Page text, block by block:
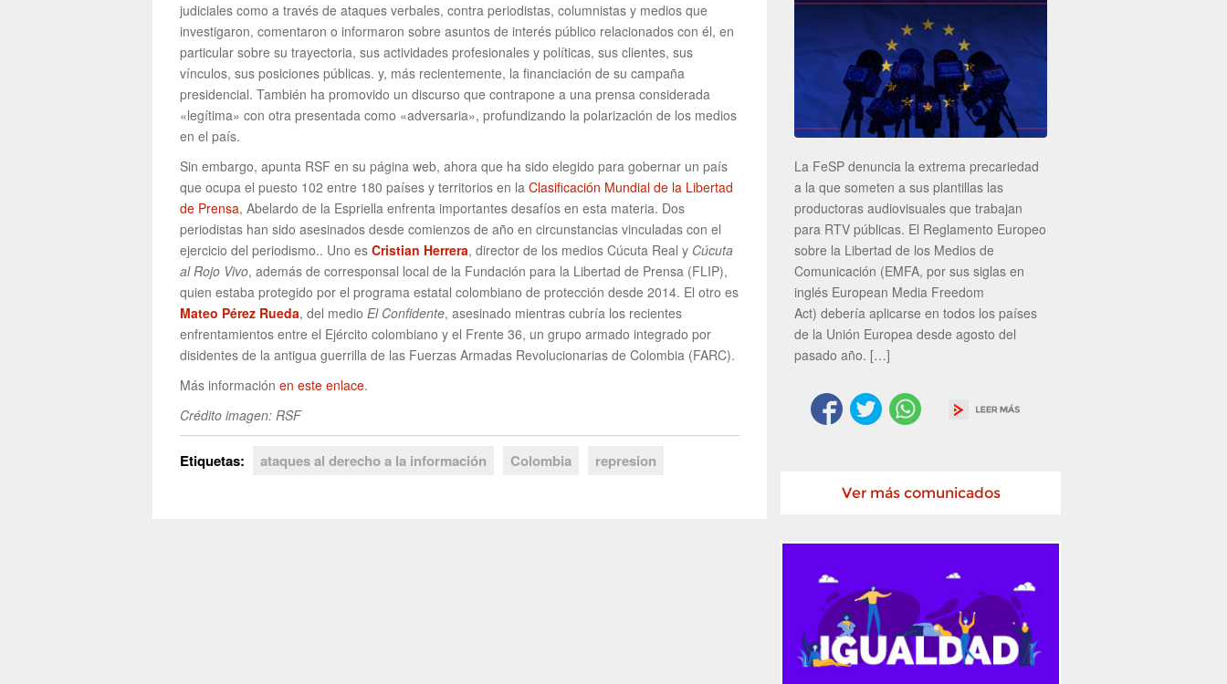
judiciales como a través de ataques verbales, contra periodistas, columnistas y medios que
investigaron, comentaron o informaron sobre asuntos de interés público relacionados con él, en
particular sobre su trayectoria, sus actividades profesionales y políticas, sus clientes, sus
vínculos, sus posiciones públicas. y, más recientemente, la financiación de su campaña
presidencial. También ha promovido un discurso que contrapone a una prensa considerada
«legítima» con otra presentada como «adversaria», profundizando la polarización de los medios
en el país.
Sin embargo, apunta RSF en su página web, ahora que ha sido elegido para gobernar un país
que ocupa el puesto 102 entre 180 países y territorios en la Clasificación Mundial de la Libertad
de Prensa, Abelardo de la Espriella enfrenta importantes desafíos en esta materia. Dos
periodistas han sido asesinados desde comienzos de año en circunstancias vinculadas con el
ejercicio del periodismo.. Uno es Cristian Herrera, director de los medios Cúcuta Real y Cúcuta
al Rojo Vivo, además de corresponsal local de la Fundación para la Libertad de Prensa (FLIP),
quien estaba protegido por el programa estatal colombiano de protección desde 2014. El otro es
Mateo Pérez Rueda, del medio El Confidente, asesinado mientras cubría los recientes
enfrentamientos entre el Ejército colombiano y el Frente 36, un grupo armado integrado por
disidentes de la antigua guerrilla de las Fuerzas Armadas Revolucionarias de Colombia (FARC).
Más información en este enlace.
Crédito imagen: RSF
Etiquetas: ataques al derecho a la información Colombia represion
La FeSP denuncia la extrema precariedad
a la que someten a sus plantillas las
productoras audiovisuales que trabajan
para RTV públicas. El Reglamento Europeo
sobre la Libertad de los Medios de
Comunicación (EMFA, por sus siglas en
inglés European Media Freedom
Act) debería aplicarse en todos los países
de la Unión Europea desde agosto del
pasado año. […]
Ver más comunicados